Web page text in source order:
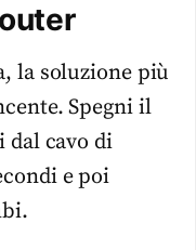
la soluzione più
Spegni il
dal cavo di
e poi